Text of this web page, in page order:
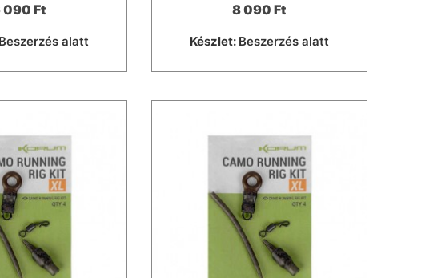
090 Ft
Beszerzés alatt
8 090 Ft
Készlet: Beszerzés alatt